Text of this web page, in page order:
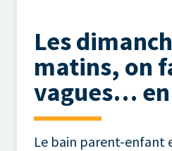
Les
matins, on
vagues…
Le bain parent-enfant